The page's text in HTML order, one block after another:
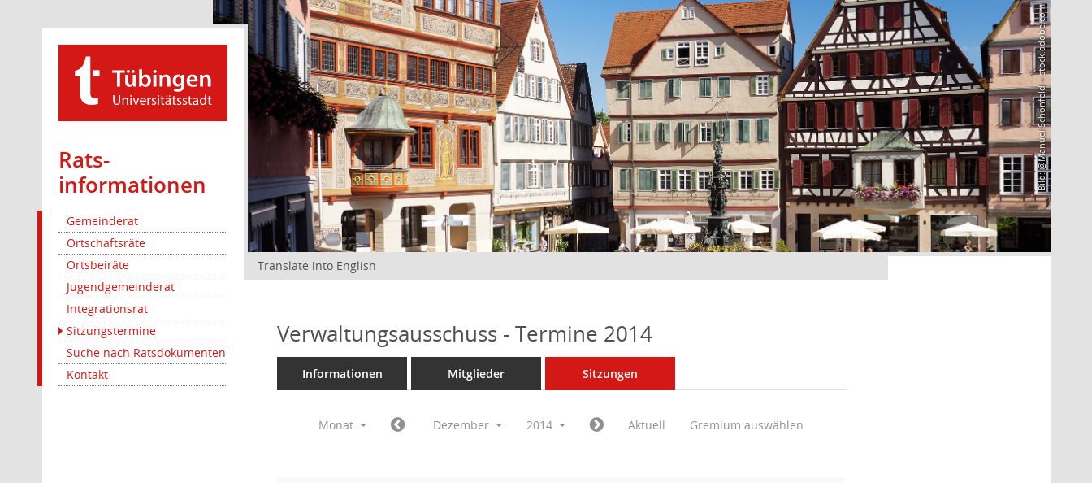
Rats­
informationen
Gemeinderat
Ortschaftsräte
Ortsbeiräte
Jugendgemeinderat
Integrationsrat
Sitzungstermine
Suche nach Ratsdokumenten
Kontakt
Bild: @Manuel Schönfeld – stock.adobe.com
Translate into English
Verwaltungsausschuss - Termine 2014
Informationen Mitglieder Sitzungen
Monat Dezember 2014 Aktuell Gremium auswählen